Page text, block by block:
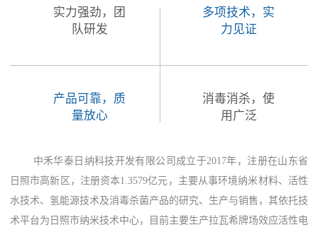
实力强劲，团
队研发
多项技术，实
力见证
产品可靠，质
量放心
消毒消杀，使
用广泛
中禾华泰日纳科技开发有限公司成立于2017年，注册在山东省
日照市高新区，注册资本1.3579亿元，主要从事环境纳米材料、活性
水技术、氢能源技术及消毒杀菌产品的研究、生产与销售，其依托技
术平台为日照市纳米技术中心，目前主要生产拉瓦希牌场效应活性电